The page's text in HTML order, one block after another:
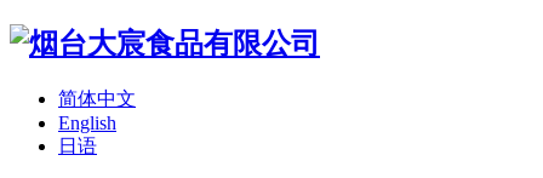
简体中文
English
日语